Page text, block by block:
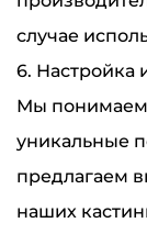
случае
6. Настройка
Мы понимаем,
уникальные
предлагаем
наших